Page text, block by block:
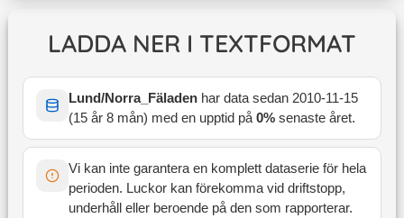
LADDA NER I TEXTFORMAT
Lund/Norra_Fäladenhar data sedan 2010-11-15
(15 år 8 mån) med en upptid på0% senaste året.
Vi kan inte garantera en komplett dataserie för hela
perioden. Luckor kan förekomma vid driftstopp,
underhåll eller beroende på den som rapporterar.